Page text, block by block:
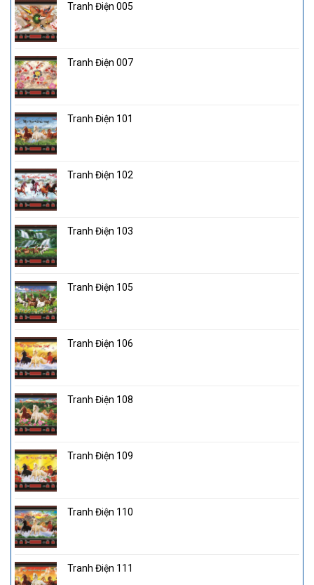
Tranh Điện 005
Tranh Điện 007
Tranh Điện 101
Tranh Điện 102
Tranh Điện 103
Tranh Điện 105
Tranh Điện 106
Tranh Điện 108
Tranh Điện 109
Tranh Điện 110
Tranh Điện 111